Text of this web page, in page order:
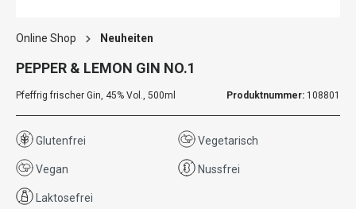
Online Shop Neuheiten
PEPPER & LEMON GIN NO.1
Pfeffrig frischer Gin, 45% Vol., 500ml Produktnummer: 108801
Glutenfrei Vegetarisch
Vegan Nussfrei
Laktosefrei